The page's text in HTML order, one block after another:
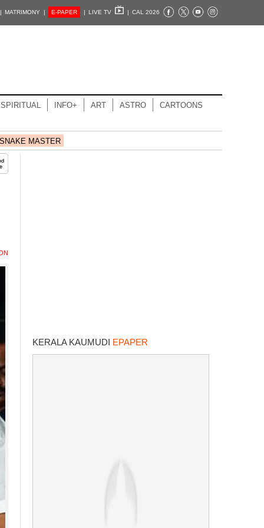
MATRIMONY | E-PAPER | LIVE TV | CAL 2026
SPIRITUAL INFO+ ART ASTRO CARTOONS
MASTER
KERALA KAUMUDI EPAPER